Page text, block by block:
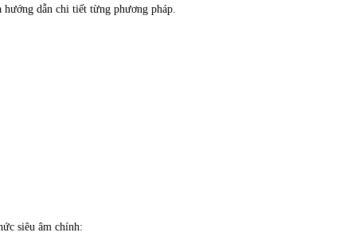
dẫn chi tiết từng phương pháp.
siêu âm chính: